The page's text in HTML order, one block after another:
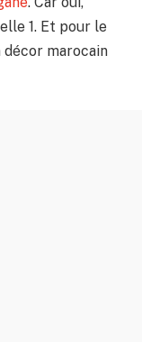
1. Et pour le
décor marocain